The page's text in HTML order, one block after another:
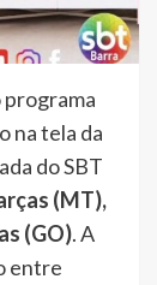
programa
na tela da
do SBT
(MT),
(GO). A
entre